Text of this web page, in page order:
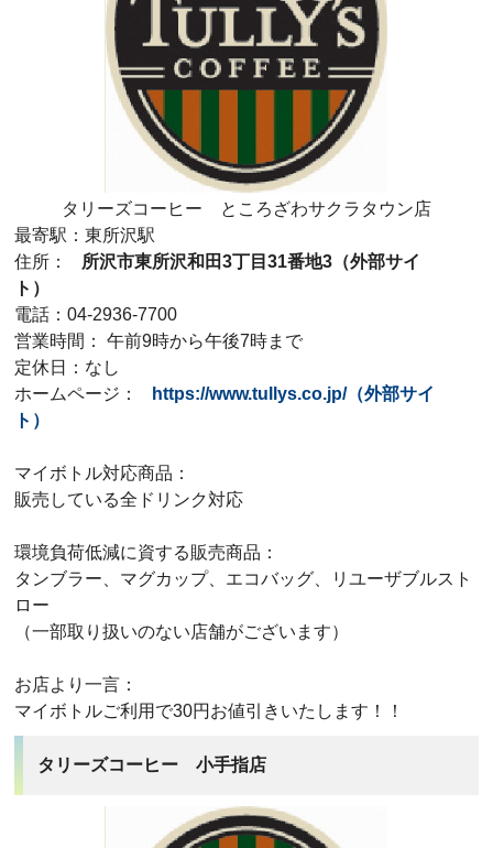
タリーズコーヒー ところざわサクラタウン店
最寄駅：東所沢駅
住所：
所沢市東所沢和田3丁目31番地3 （外部サイ
ト）
電話：04-2936-7700
営業時間： 午前9時から午後7時まで
定休日：なし
ホームページ：
https://www.tullys.co.jp/（外部サイ
ト）
マイボトル対応商品：
販売している全ドリンク対応
環境負荷低減に資する販売商品：
タンブラー、マグカップ、エコバッグ、リユーザブルスト
ロー
（一部取り扱いのない店舗がございます）
お店より一言：
マイボトルご利用で30円お値引きいたします！！
タリーズコーヒー 小手指店